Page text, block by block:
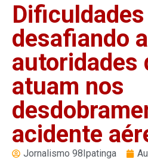
desafiando
autoridades
atuam nos
acidente
Jornalismo 98Ipatinga